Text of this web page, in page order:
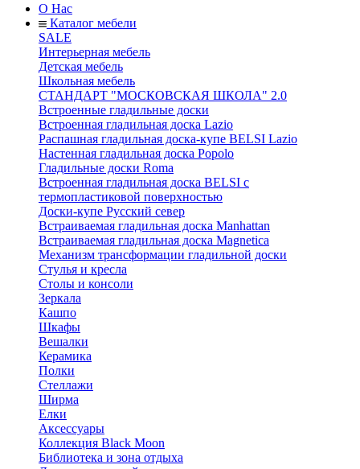
О Нас
Каталог мебели
SALE
Интерьерная мебель
Детская мебель
Школьная мебель
СТАНДАРТ "МОСКОВСКАЯ ШКОЛА" 2.0
Встроенные гладильные доски
Встроенная гладильная доска Lazio
Распашная гладильная доска-купе BELSI Lazio
Настенная гладильная доска Popolo
Гладильные доски Roma
Встроенная гладильная доска BELSI с
термопластиковой поверхностью
Доски-купе Русский север
Встраиваемая гладильная доска Manhattan
Встраиваемая гладильная доска Magnetica
Механизм трансформации гладильной доски
Стyлья и кресла
Столы и консоли
Зеркала
Кашпо
Шкафы
Вешалки
Керамика
Полки
Стеллажи
Ширма
Елки
Аксессуары
Коллекция Black Moon
Библиотека и зона отдыха